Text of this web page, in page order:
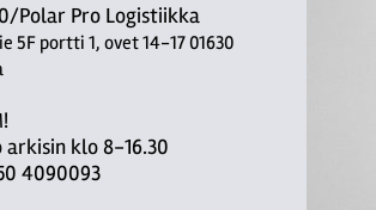
Polar Pro Logistiikka
5F portti 1, ovet 14-17 01630
arkisin klo 8-16.30
4090093